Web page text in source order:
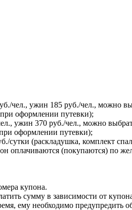
чел., ужин 185 руб./чел., можно
оформлении путевки);
ужин 370 руб./чел., можно
оформлении путевки);
сутки (раскладушка, комплект
оплачиваются (покупаются) по
купона.
сумму в зависимости от
ему необходимо предупредить